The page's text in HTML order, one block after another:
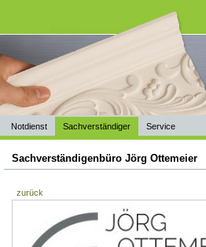
Notdienst Sachverständiger Service
Sachverständigenbüro Jörg Ottemeier
zurück